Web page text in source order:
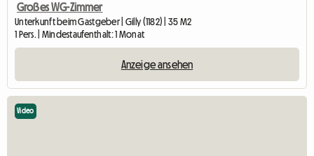
Großes WG-Zimmer
Unterkunft beim Gastgeber | Gilly (1182) | 35 M2
1 Pers. | Mindestaufenthalt: 1 Monat
Anzeige ansehen
Video